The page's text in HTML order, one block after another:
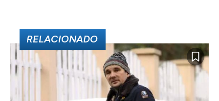
RELACIONADO